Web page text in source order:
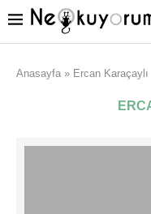
Anasayfa » Ercan Karaçaylı